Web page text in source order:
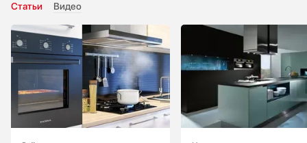
‐ Термощуп
Статьи Видео